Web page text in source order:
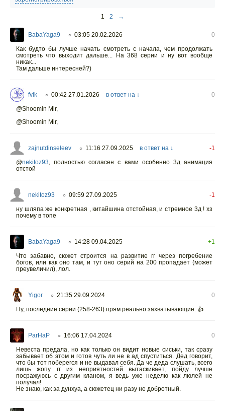
1 2 →
BabaYaga9 ○ 03:05 20.02.2026
0
Как будто бы лучше начать смотреть с начала, чем продолжать
смотреть что выходит дальше... На 368 серии и ну вот вообще
никак...
Там дальше интересней?)
fvik ○ 00:42 27.01.2026 в ответ на ↓
0
@Shoomin Mir,
@Shoomin Mir,
zajnutdinseleev ○ 11:16 27.09.2025 в ответ на ↓
-1
@nekitoz93, полностью согласен с вами особенно 3д анимация
отстой
nekitoz93 ○ 09:59 27.09.2025
-1
ну шляпа же конкретная , китайшина отстойная, и стремное 3д ! хз
почему в топе
BabaYaga9 ○ 14:28 09.04.2025
+1
Что забавно, сюжет строится на развитие гг через погребение
богов, или как оно там, и тут оно серий на 200 пропадает (может
преувеличил), лол.
Yigor ○ 21:35 29.09.2024
0
Ну, последниe серии (258-263) прям реально захватывающие. 👍
ParHaP ○ 16:06 17.04.2024
0
Невеста предала, но как только он видит новые сиськи, так сразу
забывает об этом и готов чуть ли не в ад спуститься. Дед говорит,
что бы тот поберегся и не выдавал себя. Да че деда слушать, всего
лишь жопу гг из неприятностей вытаскивает, пойду лучше
посражуюсь с другим кланом, я ведь уже неделю как люлей не
получал!
Не знаю, как за дунхуа, а сюжетец ни разу не добротный.